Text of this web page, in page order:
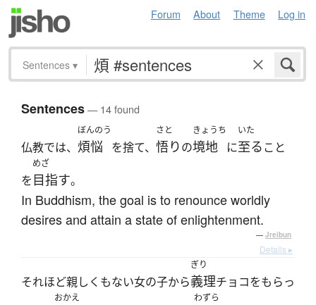
Forum About Theme Log in
Sentences ▾
Sentences— 14 found
仏教では、
ぼんのう
煩悩 を捨て、
さと
悟りの
きょうち
境地 に
いた
至ること
を
めざ
目指す。
In Buddhism, the goal is to renounce worldly
desires and attain a state of enlightenment.
— Jreibun
Details ▸
それほど親しくもない女の子から
ぎり
義理チョコをもらっ
おかえ わずら